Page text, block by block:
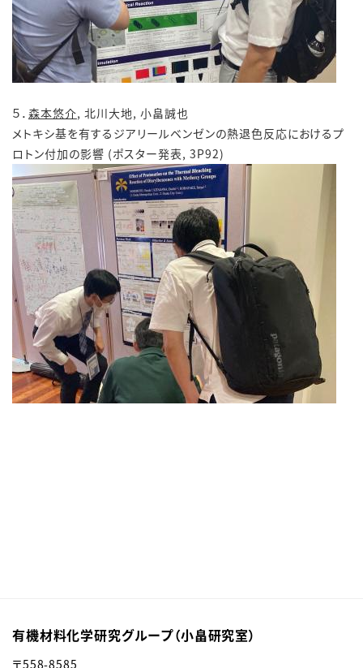
５． 森本悠介, 北川大地, 小畠誠也
メトキシ基を有するジアリールベンゼンの熱退色反応におけるプ
ロトン付加の影響 (ポスター発表, 3P92)
有機材料化学研究グループ（小畠研究室）
〒558-8585